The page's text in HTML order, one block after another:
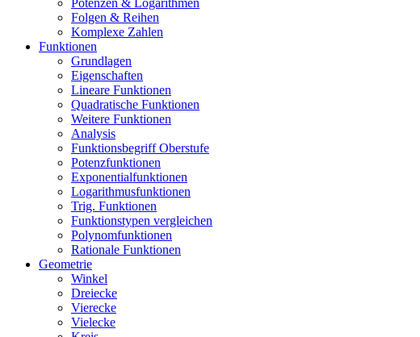
Potenzen & Logarithmen
Folgen & Reihen
Komplexe Zahlen
Funktionen
Grundlagen
Eigenschaften
Lineare Funktionen
Quadratische Funktionen
Weitere Funktionen
Analysis
Funktionsbegriff Oberstufe
Potenzfunktionen
Exponentialfunktionen
Logarithmusfunktionen
Trig. Funktionen
Funktionstypen vergleichen
Polynomfunktionen
Rationale Funktionen
Geometrie
Winkel
Dreiecke
Vierecke
Vielecke